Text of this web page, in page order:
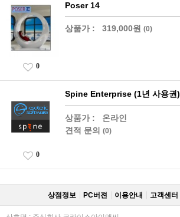
Poser 14
상품가 : 319,000원 (0)
0
Spine Enterprise (1년 사용권)
상품가 :
온라인
견적 문의 (0)
0
상점정보 PC버젼 이용안내 고객센터